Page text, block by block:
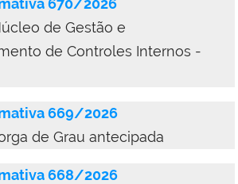
de Gestão e
de Controles Internos -
669/2026
de Grau antecipada
668/2026